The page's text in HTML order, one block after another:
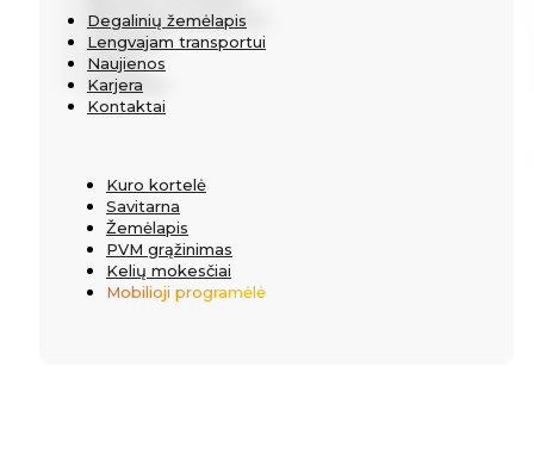
de
Lengvajam transportui
Naujienos
Karjera
Kontaktai
Degalinių žemėlapis
Lengvajam transportui
Naujienos
Karjera
Kontaktai
Kuro kortelė
Savitarna
Žemėlapis
PVM grąžinimas
Kelių mokesčiai
Mobilioji programėlė